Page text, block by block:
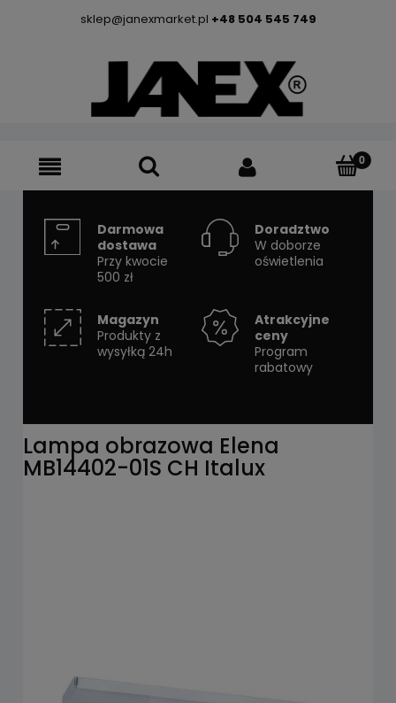
sklep@janexmarket.pl +48 504 545 749
Darmowa
dostawa
Przy kwocie
500 zł
Doradztwo
W doborze
oświetlenia
Magazyn
Produkty z
wysyłką 24h
Atrakcyjne
ceny
Program
rabatowy
Lampa obrazowa Elena
MB14402-01S CH Italux